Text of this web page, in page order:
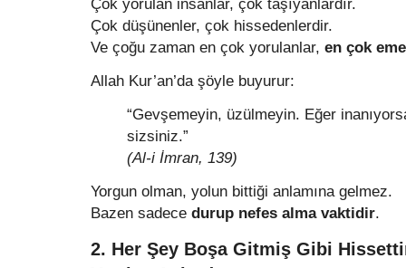
Çok düşünenler, çok hissedenlerdir.
Ve çoğu zaman en çok yorulanlar, en çok
Allah Kur’an’da şöyle buyurur:
“Gevşemeyin, üzülmeyin. Eğer
sizsiniz.”
(Al-i İmran, 139)
Yorgun olman, yolun bittiği anlamına gelmez.
Bazen sadece durup nefes alma vaktidir.
2. Her Şey Boşa Gitmiş Gibi